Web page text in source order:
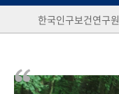
정책과 연구 키워드
간행물 변천사
기록물 아카이브
한국인구보건연구원